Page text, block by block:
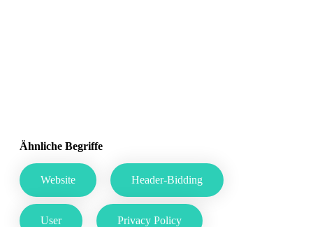
Ähnliche Begriffe
Website Header-Bidding
User Privacy Policy